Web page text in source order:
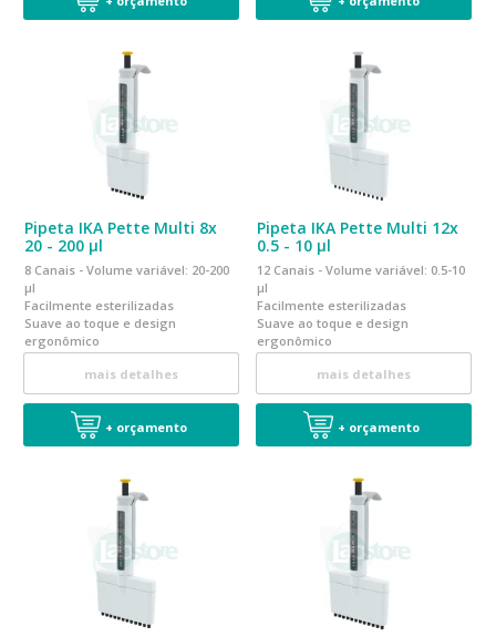
Pipeta IKA Pette Multi 8x
20 - 200 µl
8 Canais - Volume variável: 20-200
µl
Facilmente esterilizadas
Suave ao toque e design
ergonômico
Calibrada em conformidade a
norma EN ISO 8655
mais detalhes
+ orçamento
Pipeta IKA Pette Multi 12x
0.5 - 10 µl
12 Canais - Volume variável: 0.5-10
µl
Facilmente esterilizadas
Suave ao toque e design
ergonômico
Calibrada em conformidade a
norma EN ISO 8655
mais detalhes
+ orçamento